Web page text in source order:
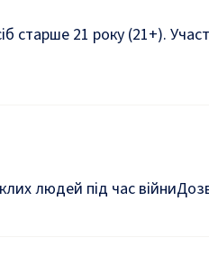
старше 21 року (21+).
людей під час війни